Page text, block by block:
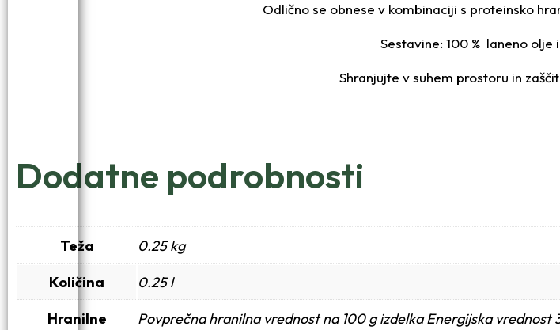
Odlično se obnese v kombinaciji s proteinsko
Sestavine: 100 % laneno olje
Shranjujte v suhem prostoru in
Dodatne podrobnosti
Teža
0.25 kg
Količina
0.25 l
Hranilne
Povprečna hranilna vrednost na 100 g izdelka Energijska